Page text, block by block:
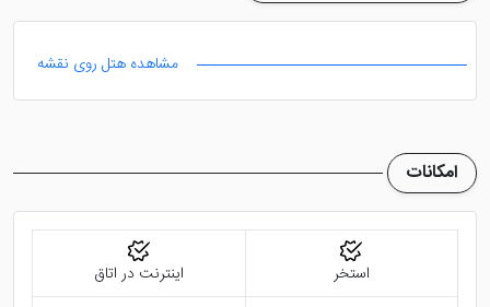
خود را با ماساژ جوان کننده در مرکز اسپا هتل زیباتر سازند. در
سالن اسپا، ماساژ های سنتی و مدرن ارائه می شود که با
هتل نیز در اختیار میهمانان خواهد بود تا سموم بدن را دفع
کرده و عضلات خود را آرامش بخشند.
فعالیت های دیگری نظیر ورزش، دنس، داستان سرایی و
کلاس های متنوع در آخر هفته هم در این هتل ارائه می
مشاهده هتل روی نقشه
امکانات
استخر اینترنت در اتاق